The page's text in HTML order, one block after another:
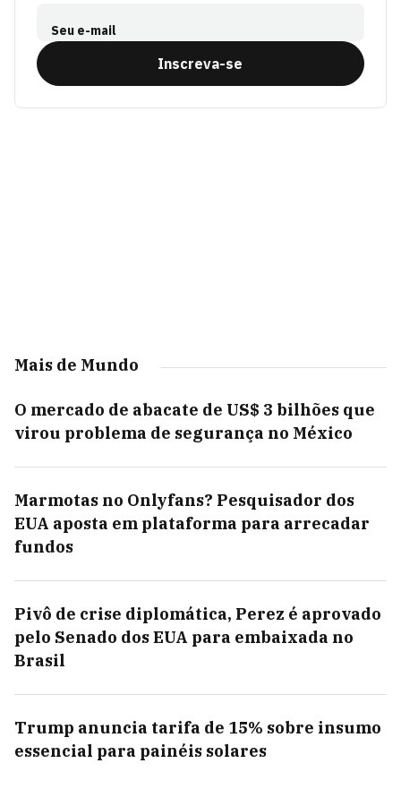
Seu e-mail
Inscreva-se
Mais de Mundo
O mercado de abacate de US$ 3 bilhões que
virou problema de segurança no México
Marmotas no Onlyfans? Pesquisador dos
EUA aposta em plataforma para arrecadar
fundos
Pivô de crise diplomática, Perez é aprovado
pelo Senado dos EUA para embaixada no
Brasil
Trump anuncia tarifa de 15% sobre insumo
essencial para painéis solares